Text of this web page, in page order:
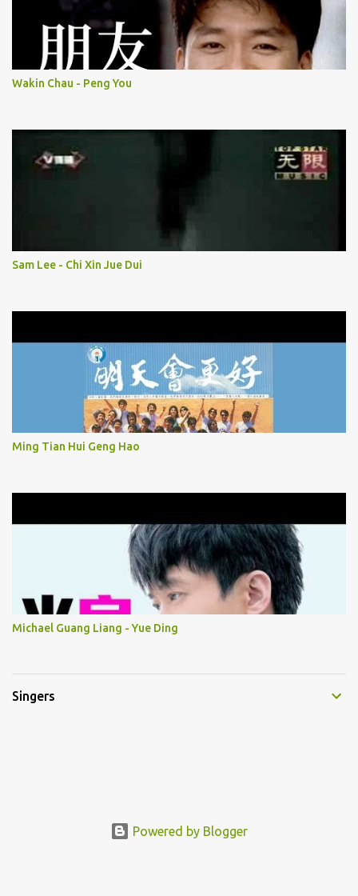
Wakin Chau - Peng You
Sam Lee - Chi Xin Jue Dui
Ming Tian Hui Geng Hao
Michael Guang Liang - Yue Ding
Singers
Powered by Blogger